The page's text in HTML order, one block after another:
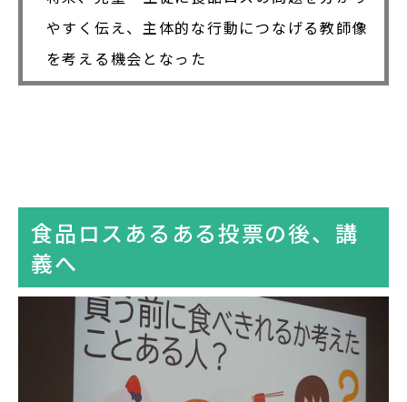
やすく伝え、主体的な行動につなげる教師像
を考える機会となった
食品ロスあるある投票の後、講
義へ